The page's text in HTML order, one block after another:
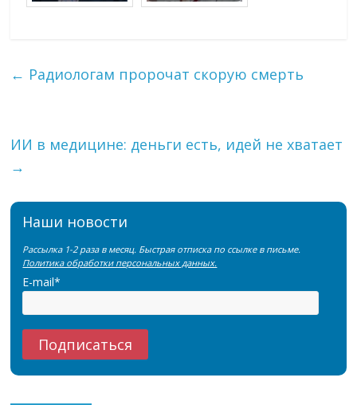
← Радиологам пророчат скорую смерть
ИИ в медицине: деньги есть, идей не хватает
→
Наши новости
Рассылка 1-2 раза в месяц. Быстрая отписка по ссылке в письме.
Политика обработки персональных данных.
E-mail*